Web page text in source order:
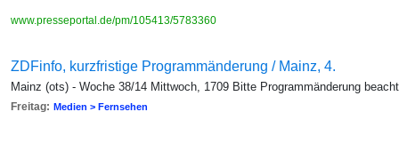
www.presseportal.de/pm/105413/5783360
ZDFinfo, kurzfristige Programmänderung / Mainz, 4.
Mainz (ots) - Woche 38/14 Mittwoch, 1709 Bitte Programmänderung
Freitag: Medien > Fernsehen